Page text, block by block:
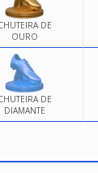
DE
OURO
DE
DIAMANTE